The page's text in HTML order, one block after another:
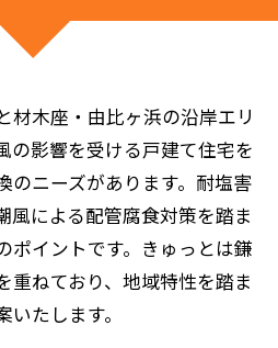
材木座・由比ヶ浜の沿岸エリ
の影響を受ける戸建て住宅を
のニーズがあります。耐塩害
風による配管腐食対策を踏ま
ポイントです。きゅっとは鎌
重ねており、地域特性を踏ま
たします。